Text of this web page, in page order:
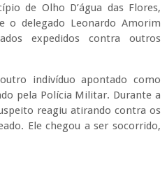
de Olho D’água das Flores,
o delegado Leonardo Amorim
expedidos contra outros
indivíduo apontado como
pela Polícia Militar. Durante a
reagiu atirando contra os
Ele chegou a ser socorrido,